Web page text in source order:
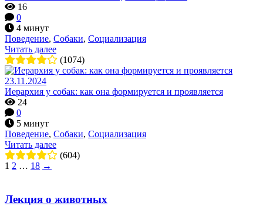
16
0
4 минут
Поведение, Собаки, Социализация
Читать далее
(1074)
23.11.2024
Иерархия у собак: как она формируется и проявляется
24
0
5 минут
Поведение, Собаки, Социализация
Читать далее
(604)
1 2 … 18 →
Лекция о животных